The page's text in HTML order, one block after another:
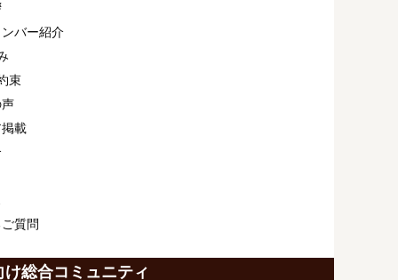
バー紹介
束
載
質問
け総合コミュニティ